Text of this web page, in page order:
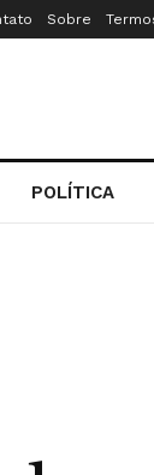
Sobre
POLÍTICA